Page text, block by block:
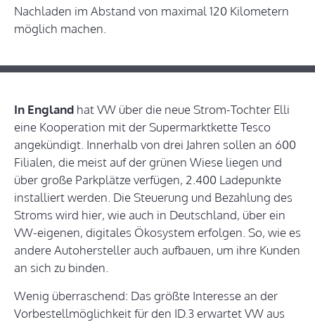
Nachladen im Abstand von maximal 120 Kilometern
möglich machen.
In England hat VW über die neue Strom-Tochter Elli
eine Kooperation mit der Supermarktkette Tesco
angekündigt. Innerhalb von drei Jahren sollen an 600
Filialen, die meist auf der grünen Wiese liegen und
über große Parkplätze verfügen, 2.400 Ladepunkte
installiert werden. Die Steuerung und Bezahlung des
Stroms wird hier, wie auch in Deutschland, über ein
VW-eigenen, digitales Ökosystem erfolgen. So, wie es
andere Autohersteller auch aufbauen, um ihre Kunden
an sich zu binden.
Wenig überraschend: Das größte Interesse an der
Vorbestellmöglichkeit für den ID.3 erwartet VW aus